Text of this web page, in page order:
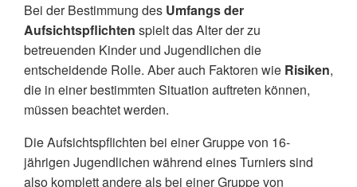
Bei der Bestimmung des Umfangs der
Aufsichtspflichten spielt das Alter der zu
betreuenden Kinder und Jugendlichen die
entscheidende Rolle. Aber auch Faktoren wie Risiken,
die in einer bestimmten Situation auftreten können,
müssen beachtet werden.
Die Aufsichtspflichten bei einer Gruppe von 16-
jährigen Jugendlichen während eines Turniers sind
also komplett andere als bei einer Gruppe von